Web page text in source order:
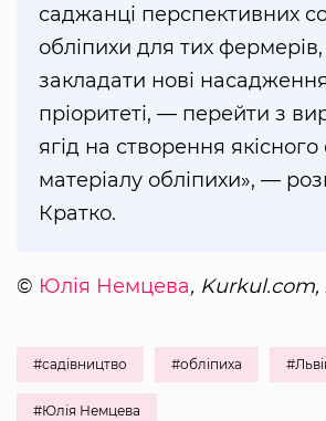
саджанці перспективних
обліпихи для тих фермерів,
закладати нові
пріоритеті, — перейти з
ягід на створення
матеріалу обліпихи», —
Кратко.
© Юлія Немцева, Kurkul.com,
#садівництво #обліпиха
#Юлія Немцева